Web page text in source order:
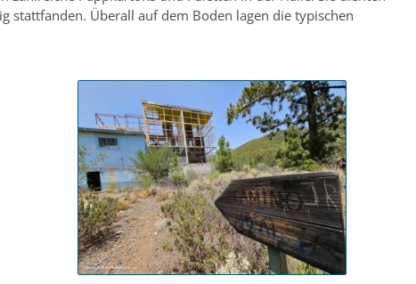
stattfanden. Überall auf dem Boden lagen die typischen